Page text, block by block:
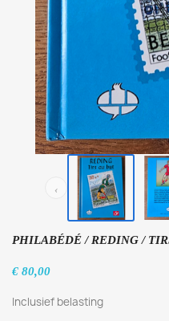
‹
PHILABÉDÉ / REDING /
€ 80,00
Inclusief belasting